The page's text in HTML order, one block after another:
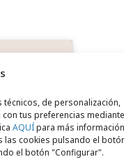
de personalización,
tus preferencias
AQUÍpara más información
las cookies pulsando el
el botón "Configurar".